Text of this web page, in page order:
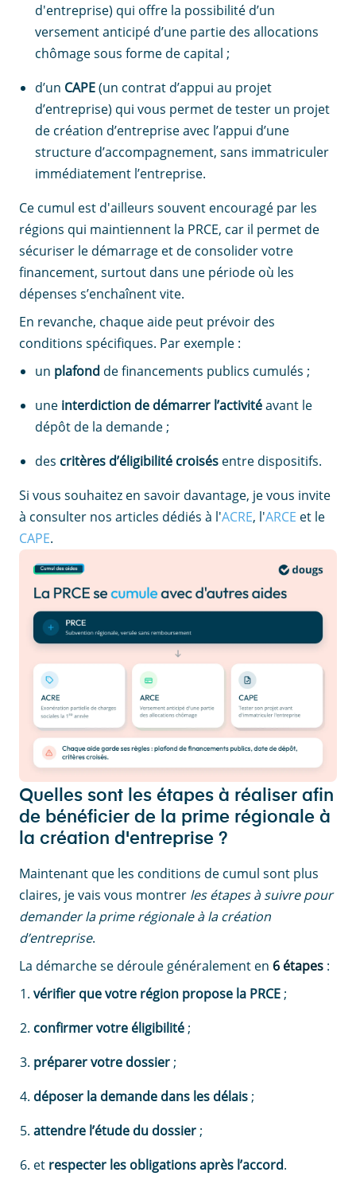
d'entreprise) qui offre la possibilité d’un
versement anticipé d’une partie des allocations
chômage sous forme de capital ;
d’un CAPE(un contrat d’appui au projet
d’entreprise) qui vous permet de tester un projet
de création d’entreprise avec l’appui d’une
structure d’accompagnement, sans immatriculer
immédiatement l’entreprise.
Ce cumul est d'ailleurs souvent encouragé par les
régions qui maintiennent la PRCE, car il permet de
sécuriser le démarrage et de consolider votre
financement, surtout dans une période où les
dépenses s’enchaînent vite.
En revanche, chaque aide peut prévoir des
conditions spécifiques. Par exemple :
un plafond de financements publics cumulés ;
une interdiction de démarrer l’activitéavant le
dépôt de la demande ;
des critères d’éligibilité croisés entre dispositifs.
Si vous souhaitez en savoir davantage, je vous invite
à consulter nos articles dédiés à l'ACRE, l'ARCE et le
CAPE.
Quelles sont les étapes à réaliser afin
de bénéficier de la prime régionale à
la création d'entreprise ?
Maintenant que les conditions de cumul sont plus
claires, je vais vous montrer les étapes à suivre pour
demander la prime régionale à la création
d’entreprise.
La démarche se déroule généralement en 6 étapes :
vérifier que votre région propose la PRCE ;
confirmer votre éligibilité ;
préparer votre dossier ;
déposer la demande dans les délais ;
attendre l’étude du dossier ;
et respecter les obligations après l’accord.